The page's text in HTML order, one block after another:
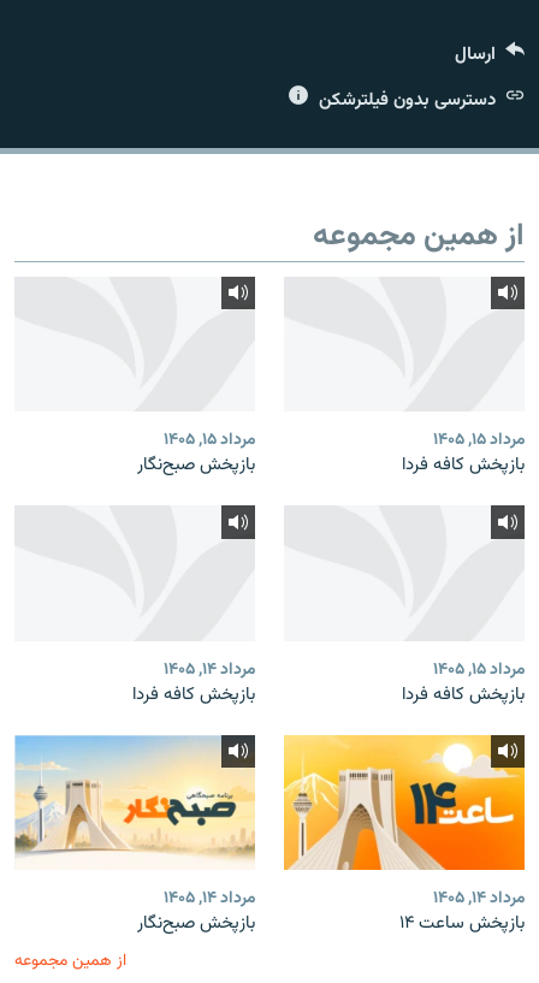
زبان‌های دیگر
ارسال
دسترسی بدون فیلترشکن
از همین مجموعه
مرداد ۱۵, ۱۴۰۵
بازپخش کافه فردا
مرداد ۱۵, ۱۴۰۵
بازپخش صبح‌نگار
مرداد ۱۵, ۱۴۰۵
بازپخش کافه فردا
مرداد ۱۴, ۱۴۰۵
بازپخش کافه فردا
مرداد ۱۴, ۱۴۰۵
بازپخش ساعت ۱۴
مرداد ۱۴, ۱۴۰۵
بازپخش صبح‌نگار
از همین مجموعه